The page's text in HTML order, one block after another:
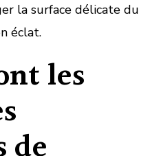
la surface délicate du
éclat.
les